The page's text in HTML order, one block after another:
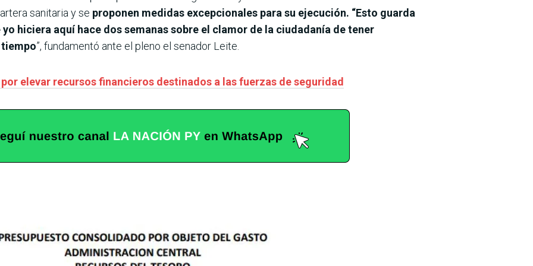
sanitaria y se proponen medidas excepcionales para su ejecución. “Esto guarda
hiciera aquí hace dos semanas sobre el clamor de la ciudadanía de tener
”, fundamentó ante el pleno el senador Leite.
elevar recursos financieros destinados a las fuerzas de seguridad